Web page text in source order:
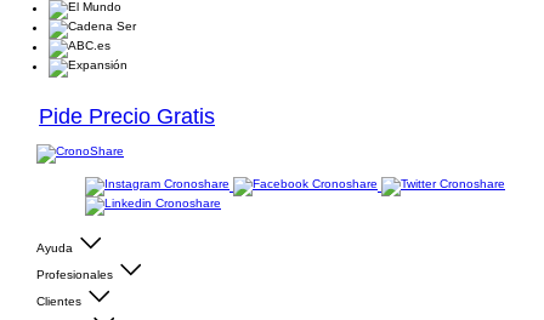
Pide Precio Gratis
Ayuda
Profesionales
Clientes